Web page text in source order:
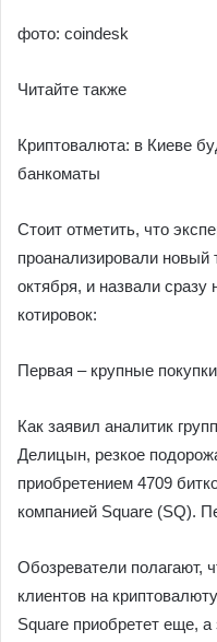
фото: coindesk
Читайте также
Криптовалюта: в Киеве
банкоматы
Стоит отметить, что
проанализировали новый
октября, и назвали
котировок:
Первая – крупные
Как заявил аналитик
Делицын, резкое
приобретением 4709
компанией Square (SQ).
Обозреватели полагают,
клиентов на
Square приобретет еще,